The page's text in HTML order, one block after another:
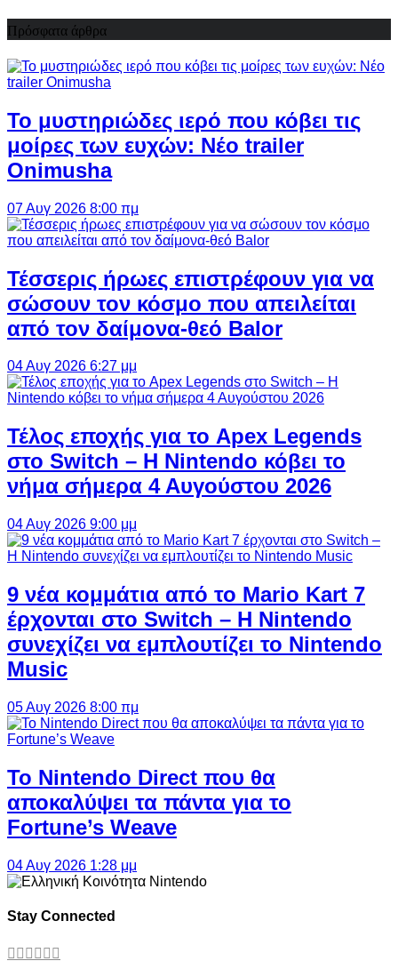
Πρόσφατα άρθρα
Το μυστηριώδες ιερό που κόβει τις
μοίρες των ευχών: Νέο trailer
Onimusha
07 Αυγ 2026 8:00 πμ
Τέσσερις ήρωες επιστρέφουν για να
σώσουν τον κόσμο που απειλείται
από τον δαίμονα-θεό Balor
04 Αυγ 2026 6:27 μμ
Τέλος εποχής για το Apex Legends
στο Switch – Η Nintendo κόβει το
νήμα σήμερα 4 Αυγούστου 2026
04 Αυγ 2026 9:00 μμ
9 νέα κομμάτια από το Mario Kart 7
έρχονται στο Switch – Η Nintendo
συνεχίζει να εμπλουτίζει το Nintendo
Music
05 Αυγ 2026 8:00 πμ
Το Nintendo Direct που θα
αποκαλύψει τα πάντα για το
Fortune’s Weave
04 Αυγ 2026 1:28 μμ
Stay Connected